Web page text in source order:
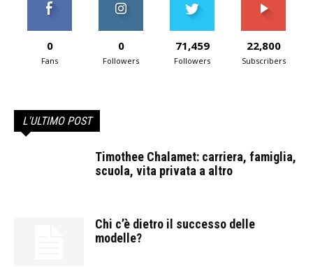
0
Fans
0
Followers
71,459
Followers
22,800
Subscribers
L'ULTIMO POST
Timothee Chalamet: carriera, famiglia,
scuola, vita privata a altro
Chi c’è dietro il successo delle
modelle?